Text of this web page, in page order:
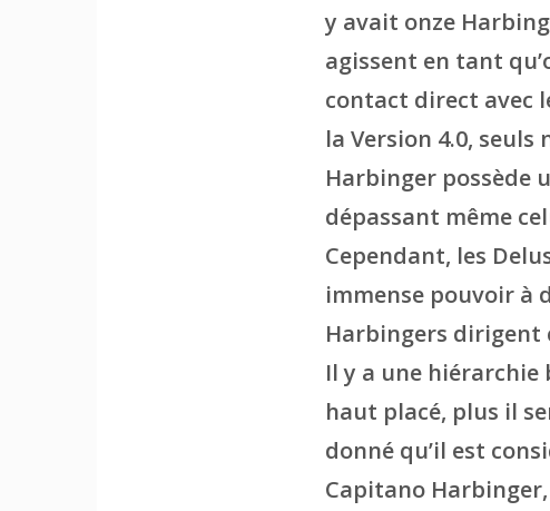
y avait onze
agissent en tant
contact direct avec
la Version 4.0,
Harbinger possède
dépassant même
Cependant, les
immense pouvoir à
Harbingers dirigent
Il y a une
haut placé, plus il
donné qu’il est
Capitano